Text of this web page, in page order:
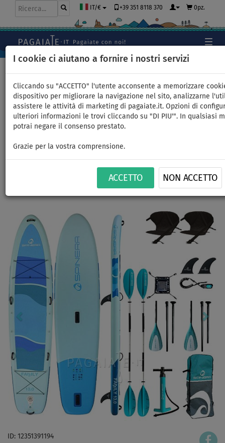
I cookie ci aiutano a fornire i nostri servizi
Cliccando su "ACCETTO" l'utente acconsente a memorizzare
dispositivo per migliorare la navigazione nel sito, analizzarne
assistere le attività di marketing di pagaiate.it. Opzioni di
ulteriori informazioni le trovi cliccando su "DI PIU'". In qualsiasi
potrai negare il consenso prestato.
Grazie per la vostra comprensione.
ACCETTO NON ACCETTO
IT/€ +39 351 8118 370 0pz.
SUP SPINERA SUP FAMILY 13'0''
modello 2025 - SUP gonfiabile
- opzione: set kayak
CONSEGNA
ID: 12351391194